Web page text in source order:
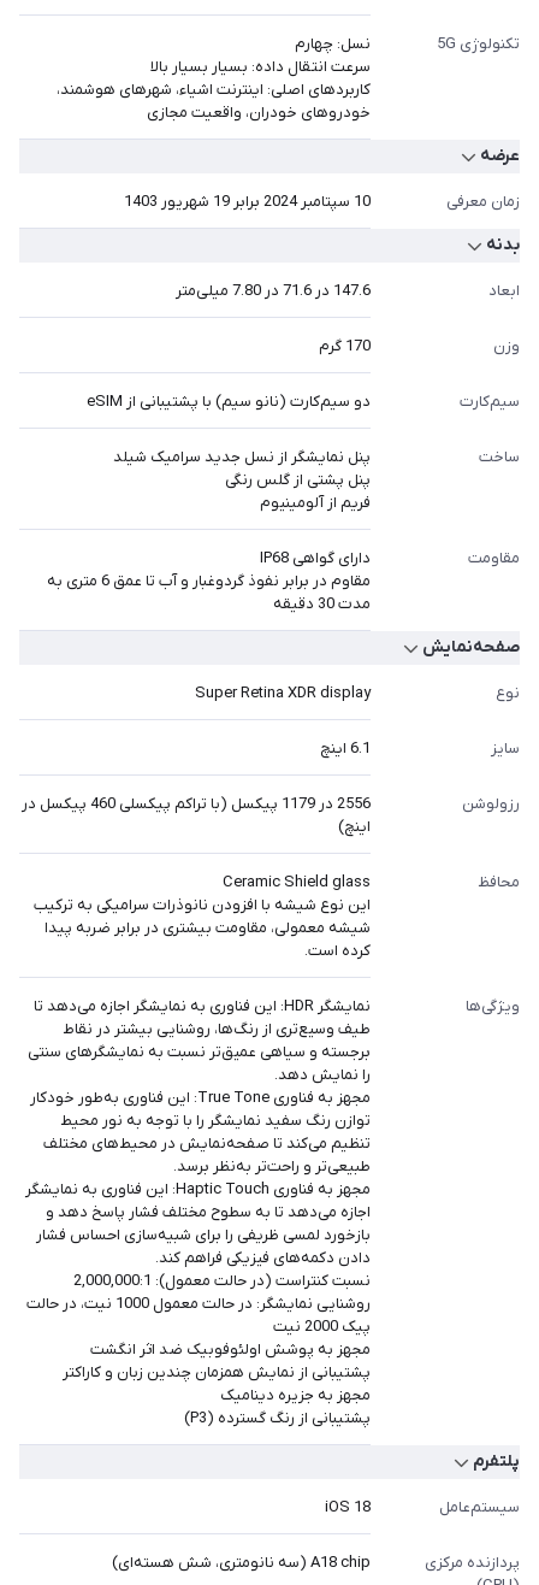
تکنولوژی 5G
نسل: چهارم
سرعت انتقال داده: بسیار بسیار بالا
کاربردهای اصلی: اینترنت اشیاء، شهرهای هوشمند،
خودروهای خودران، واقعیت مجازی
عرضه
زمان معرفی 10 سپتامبر 2024 برابر 19 شهریور 1403
بدنه
ابعاد 147.6 در 71.6 در 7.80 میل‎ی‎‎‎‎‎متر
وزن 170 گرم
سیم‌کارت دو سیم‌کارت (نانو سیم) با پشتیبانی از eSIM
ساخت
پنل نمایشگر از نسل جدید سرامیک شیلد
پنل پشتی از گلس رنگی
فریم از آلومینیوم
مقاومت
دارای گواهی IP68
مقاوم در برابر نفوذ گردوغبار و آب تا عمق 6 متری به
مدت 30 دقیقه
صفحه‌نمایش
نوع Super Retina XDR display
سایز 6.1 اینچ
رزولوشن
2556 در 1179 پیکسل (با تراکم پیکسلی 460 پیکسل در
اینچ)
محافظ
Ceramic Shield glass
این نوع شیشه با افزودن نانوذرات سرامیکی به ترکیب
شیشه معمولی، مقاومت بیشتری در برابر ضربه پیدا
کرده است.
ویژگی‎‎‎‎‎‎‎‎‎ها
نمایشگر HDR: این فناوری به نمایشگر اجازه می‌دهد تا
طیف وسیع‌تری از رنگ‌ها، روشنایی بیشتر در نقاط
برجسته و سیاهی عمیق‌تر نسبت به نمایشگرهای سنتی
را نمایش دهد.
مجهز به فناوری True Tone: این فناوری به‎‎‎‎‎طور خودکار
توازن رنگ سفید نمایشگر را با توجه به نور محیط
تنظیم می‌کند تا صفحه‎‎‎‎‎نمایش در محیط‌های مختلف
طبیعی‌تر و راحت‌تر به‎‎‎‎‎نظر برسد.
مجهز به فناوری Haptic Touch: این فناوری به نمایشگر
اجازه می‌دهد تا به سطوح مختلف فشار پاسخ دهد و
بازخورد لمسی ظریفی را برای شبیه‌سازی احساس فشار
دادن دکمه‌های فیزیکی فراهم کند.
نسبت کنتراست (در حالت معمول): 2,000,000:1
روشنایی نمایشگر: در حالت معمول 1000 نیت، در حالت
پیک 2000 نیت
مجهز به پوشش اولئوفوبیک ضد اثر انگشت
پشتیبانی از نمایش همزمان چندین زبان و کاراکتر
مجهز به جزیره دینامیک
پشتیبانی از رنگ گسترده (P3)
پلتفرم
سیستم‌عامل iOS 18
پردازنده مرکزی
A18 chip (سه نانومتری، شش هسته‎‎‎‎‎‎ای)